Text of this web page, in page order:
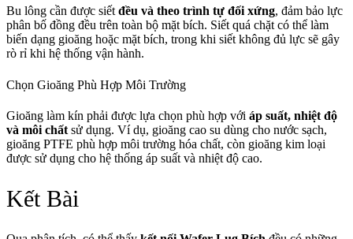
Bu lông cần được siếtđều và theo trình tự đối xứng, đảm bảo lực
phân bố đồng đều trên toàn bộ mặt bích. Siết quá chặt có thể làm
biến dạng gioăng hoặc mặt bích, trong khi siết không đủ lực sẽ gây
rò rỉ khi hệ thống vận hành.
Chọn Gioăng Phù Hợp Môi Trường
Gioăng làm kín phải được lựa chọn phù hợp với áp suất, nhiệt độ
và môi chất sử dụng. Ví dụ, gioăng cao su dùng cho nước sạch,
gioăng PTFE phù hợp môi trường hóa chất, còn gioăng kim loại
được sử dụng cho hệ thống áp suất và nhiệt độ cao.
Kết Bài